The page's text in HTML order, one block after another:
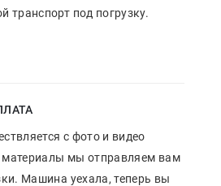
транспорт под погрузку.
с фото и видео
мы отправляем вам
Машина уехала, теперь вы